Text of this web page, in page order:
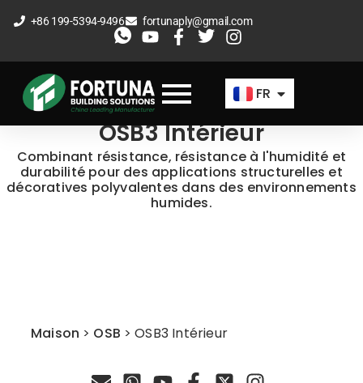
au
+86 199-5394-9496 fortunaply@gmail.com
FR
ES
AR
OSB3 Intérieur
Combinant résistance, résistance à l'humidité et
durabilité pour des applications structurelles et
décoratives polyvalentes dans des environnements
humides.
Maison > OSB > OSB3 Intérieur